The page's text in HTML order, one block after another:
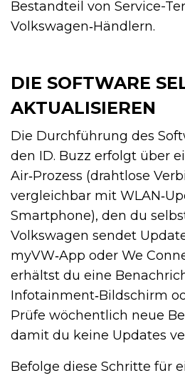
Bestandteil von Service-
Volkswagen‑Händlern.
DIE SOFTWARE
AKTUALISIEREN
Die Durchführung des
den ID. Buzz erfolgt über
Air‑Prozess (drahtlose
vergleichbar mit
Smartphone), den du
Volkswagen sendet
myVW‑App oder We
erhältst du eine
Infotainment‑Bildschirm
Prüfe wöchentlich neue
damit du keine Updates
Befolge diese Schritte für